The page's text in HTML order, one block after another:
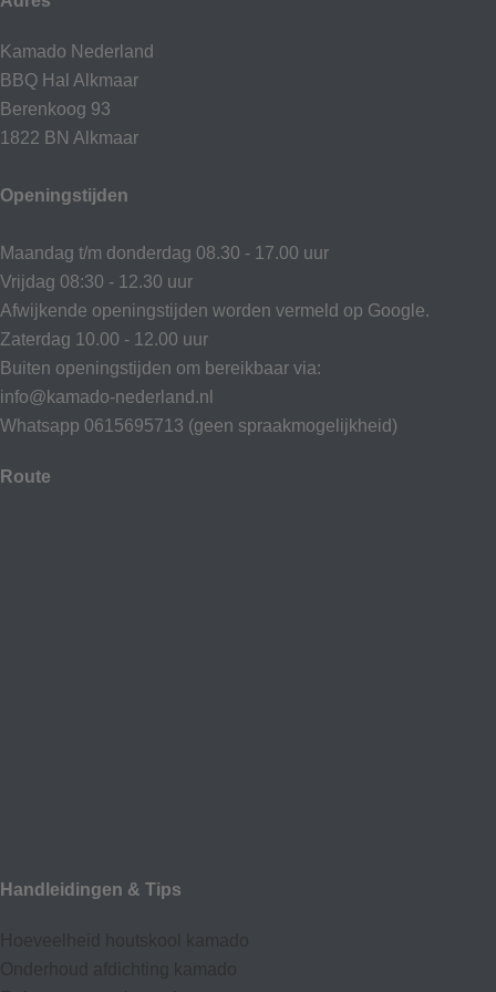
Kamado Nederland
BBQ Hal Alkmaar
Berenkoog 93
1822 BN Alkmaar
Openingstijden
Maandag t/m donderdag 08.30 - 17.00 uur
Vrijdag 08:30 - 12.30 uur
Afwijkende openingstijden worden vermeld op Google.
Zaterdag 10.00 - 12.00 uur
Buiten openingstijden om bereikbaar via:
info@kamado-nederland.nl
Whatsapp 0615695713 (geen spraakmogelijkheid)
Route
Handleidingen & Tips
Hoeveelheid houtskool kamado
Onderhoud afdic
hting kamado